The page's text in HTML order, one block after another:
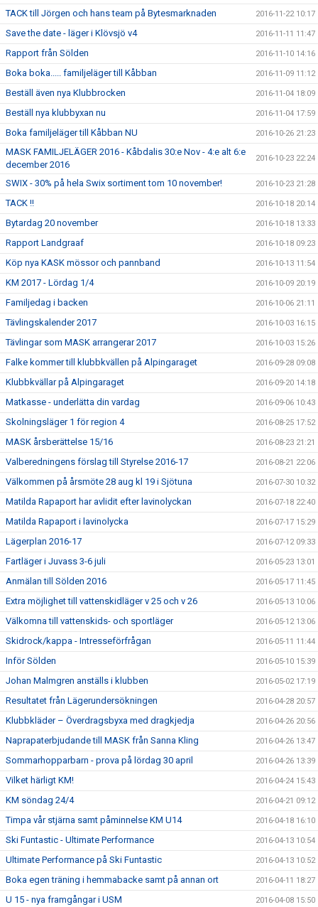
TACK till Jörgen och hans team på Bytesmarknaden 2016-11-22 10:17
Save the date - läger i Klövsjö v4 2016-11-11 11:47
Rapport från Sölden 2016-11-10 14:16
Boka boka..... familjeläger till Kåbban 2016-11-09 11:12
Beställ även nya Klubbrocken 2016-11-04 18:09
Beställ nya klubbyxan nu 2016-11-04 17:59
Boka familjeläger till Kåbban NU 2016-10-26 21:23
MASK FAMILJELÄGER 2016 - Kåbdalis 30:e Nov - 4:e alt 6:e
december 2016
2016-10-23 22:24
SWIX - 30% på hela Swix sortiment tom 10 november! 2016-10-23 21:28
TACK !! 2016-10-18 20:14
Bytardag 20 november 2016-10-18 13:33
Rapport Landgraaf 2016-10-18 09:23
Köp nya KASK mössor och pannband 2016-10-13 11:54
KM 2017 - Lördag 1/4 2016-10-09 20:19
Familjedag i backen 2016-10-06 21:11
Tävlingskalender 2017 2016-10-03 16:15
Tävlingar som MASK arrangerar 2017 2016-10-03 15:26
Falke kommer till klubbkvällen på Alpingaraget 2016-09-28 09:08
Klubbkvällar på Alpingaraget 2016-09-20 14:18
Matkasse - underlätta din vardag 2016-09-06 10:43
Skolningsläger 1 för region 4 2016-08-25 17:52
MASK årsberättelse 15/16 2016-08-23 21:21
Valberedningens förslag till Styrelse 2016-17 2016-08-21 22:06
Välkommen på årsmöte 28 aug kl 19 i Sjötuna 2016-07-30 10:32
Matilda Rapaport har avlidit efter lavinolyckan 2016-07-18 22:40
Matilda Rapaport i lavinolycka 2016-07-17 15:29
Lägerplan 2016-17 2016-07-12 09:33
Fartläger i Juvass 3-6 juli 2016-05-23 13:01
Anmälan till Sölden 2016 2016-05-17 11:45
Extra möjlighet till vattenskidläger v 25 och v 26 2016-05-13 10:06
Välkomna till vattenskids- och sportläger 2016-05-12 13:06
Skidrock/kappa - Intresseförfrågan 2016-05-11 11:44
Inför Sölden 2016-05-10 15:39
Johan Malmgren anställs i klubben 2016-05-02 17:19
Resultatet från Lägerundersökningen 2016-04-28 20:57
Klubbkläder – Överdragsbyxa med dragkjedja 2016-04-26 20:56
Naprapaterbjudande till MASK från Sanna Kling 2016-04-26 13:47
Sommarhopparbarn - prova på lördag 30 april 2016-04-26 13:39
Vilket härligt KM! 2016-04-24 15:43
KM söndag 24/4 2016-04-21 09:12
Timpa vår stjärna samt påminnelse KM U14 2016-04-18 16:10
Ski Funtastic - Ultimate Performance 2016-04-13 10:54
Ultimate Performance på Ski Funtastic 2016-04-13 10:52
Boka egen träning i hemmabacke samt på annan ort 2016-04-11 18:27
U 15 - nya framgångar i USM 2016-04-08 15:50